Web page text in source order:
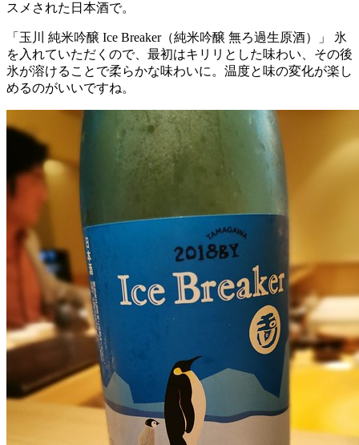
スメされた日本酒で。
「玉川 純米吟醸 Ice Breaker（純米吟醸 無ろ過生原酒）」 氷
を入れていただくので、最初はキリリとした味わい、その後
氷が溶けることで柔らかな味わいに。温度と味の変化が楽し
めるのがいいですね。